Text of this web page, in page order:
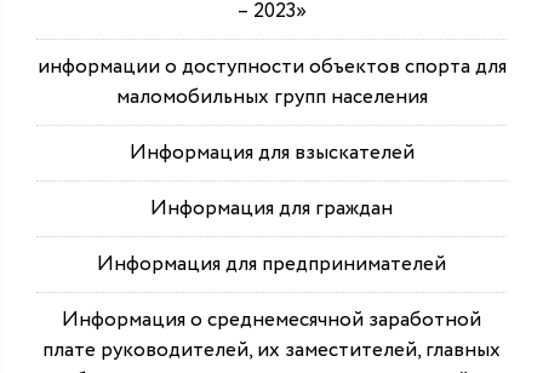
– 2023»
информации о доступности объектов спорта для
маломобильных групп населения
Информация для взыскателей
Информация для граждан
Информация для предпринимателей
Информация о среднемесячной заработной
плате руководителей, их заместителей, главных